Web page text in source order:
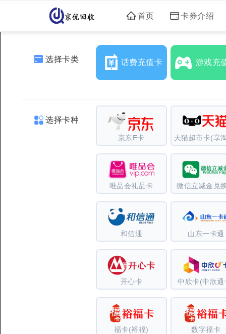
首页 卡券介绍
选择卡类 话费充值卡 游戏充
选择卡种
京东E卡 天猫超市卡(享
唯品会礼品卡 微信立减金兑
和信通 山东一卡通
开心卡 中欣卡(中欣通
福卡(裕福) 数字福卡